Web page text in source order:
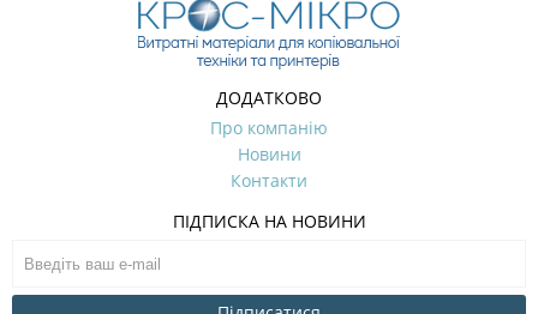
ДОДАТКОВО
Про компанію
Новини
Контакти
ПІДПИСКА НА НОВИНИ